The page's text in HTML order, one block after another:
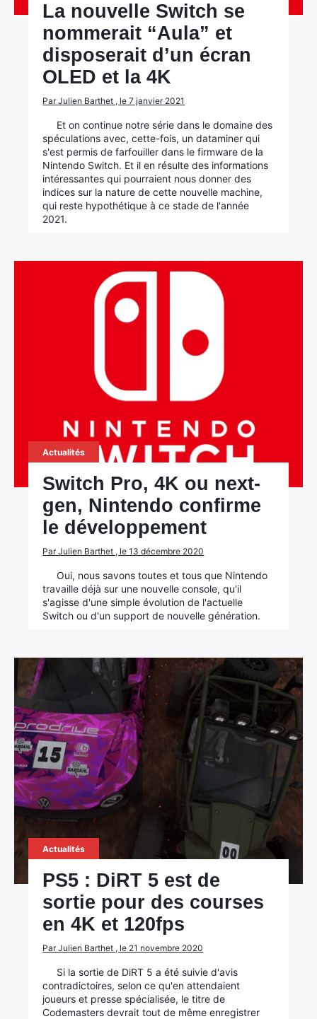
La nouvelle Switch se
nommerait “Aula” et
disposerait d’un écran
OLED et la 4K
Par Julien Barthet , le 7 janvier 2021
Et on continue notre série dans le domaine des
spéculations avec, cette-fois, un dataminer qui
s'est permis de farfouiller dans le firmware de la
Nintendo Switch. Et il en résulte des informations
intéressantes qui pourraient nous donner des
indices sur la nature de cette nouvelle machine,
qui reste hypothétique à ce stade de l'année
2021.
Actualités
Switch Pro, 4K ou next-
gen, Nintendo confirme
le développement
Par Julien Barthet , le 13 décembre 2020
Oui, nous savons toutes et tous que Nintendo
travaille déjà sur une nouvelle console, qu'il
s'agisse d'une simple évolution de l'actuelle
Switch ou d'un support de nouvelle génération.
Actualités
PS5 : DiRT 5 est de
sortie pour des courses
en 4K et 120fps
Par Julien Barthet , le 21 novembre 2020
Si la sortie de DiRT 5 a été suivie d'avis
contradictoires, selon ce qu'en attendaient
joueurs et presse spécialisée, le titre de
Codemasters devrait tout de même enregistrer